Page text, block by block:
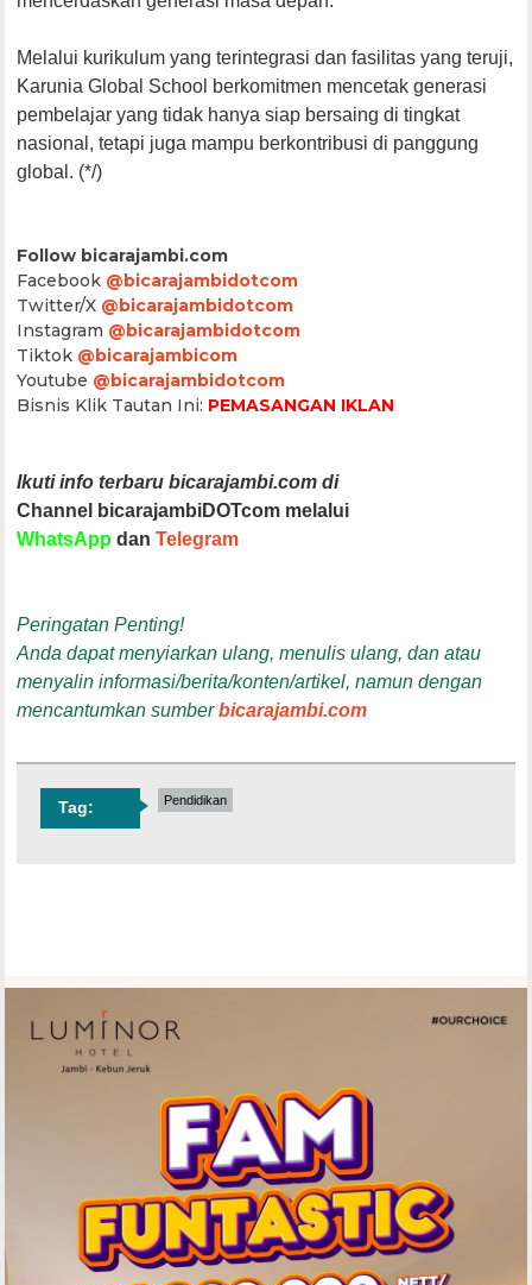
​Melalui kurikulum yang terintegrasi dan fasilitas yang teruji,
Karunia Global School berkomitmen mencetak generasi
pembelajar yang tidak hanya siap bersaing di tingkat
nasional, tetapi juga mampu berkontribusi di panggung
global. (*/)
Follow bicarajambi.com
Facebook @bicarajambidotcom
Twitter/X @bicarajambidotcom
Instagram @bicarajambidotcom
Tiktok @bicarajambicom
Youtube @bicarajambidotcom
Bisnis Klik Tautan Ini: PEMASANGAN IKLAN
Ikuti info terbaru bicarajambi.com di
Channel bicarajambiDOTcom melalui
WhatsApp danTelegram
Peringatan Penting!
Anda dapat menyiarkan ulang, menulis ulang, dan atau
menyalin informasi/berita/konten/artikel, namun dengan
mencantumkan sumberbicarajambi.com
Tag: Pendidikan